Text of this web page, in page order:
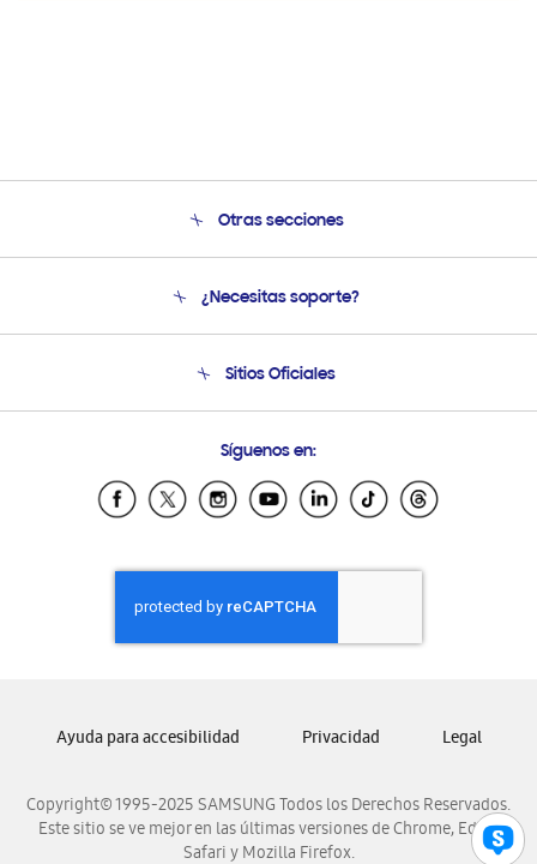
Otras secciones
Soporte
¿Necesitas soporte?
Soporte vía eMail
Sitios Oficiales
Samsung Ecuador
Samsung El Salvador
Samsung Honduras
Samsung Nicaragua
Samsung Panamá
Samsung Venezuela
Síguenos en:
Copyright© 1995-2025 SAMSUNG Todos los Derechos Reservados.
Este sitio se ve mejor en las últimas versiones de Chrome, Edge,
Safari y Mozilla Firefox.
Ayuda para accesibilidad Privacidad Legal